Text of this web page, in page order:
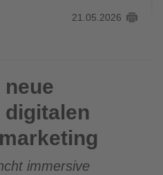
21.05.2026
neue
digitalen
immersive